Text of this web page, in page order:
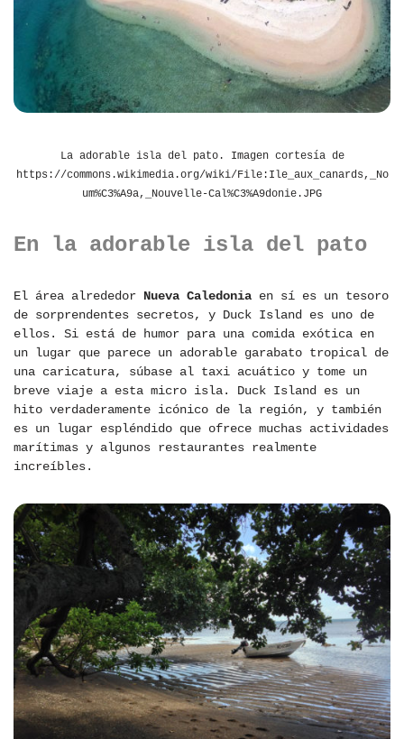
La adorable isla del pato. Imagen cortesía de
https://commons.wikimedia.org/wiki/File:Ile_aux_canards,_No
um%C3%A9a,_Nouvelle-Cal%C3%A9donie.JPG
En la adorable isla del pato
El área alrededor Nueva Caledonia en sí es un tesoro
de sorprendentes secretos, y Duck Island es uno de
ellos. Si está de humor para una comida exótica en
un lugar que parece un adorable garabato tropical de
una caricatura, súbase al taxi acuático y tome un
breve viaje a esta micro isla. Duck Island es un
hito verdaderamente icónico de la región, y también
es un lugar espléndido que ofrece muchas actividades
marítimas y algunos restaurantes realmente
increíbles.